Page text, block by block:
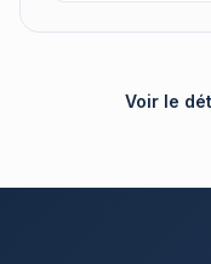
Voir le